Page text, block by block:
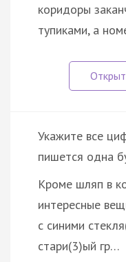
коридоры
тупиками, а
Укажите все
пишется одна
Кроме шляп в
интересные
с синими
стари(3)ый гр…